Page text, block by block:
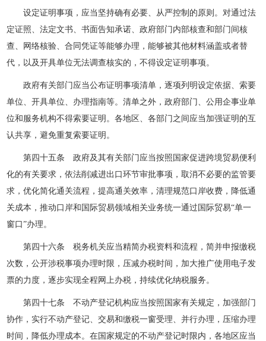
设定证明事项，应当坚持确有必要、从严控制的原则。对通过法
定证照、法定文书、书面告知承诺、政府部门内部核查和部门间核
查、网络核验、合同凭证等能够办理，能够被其他材料涵盖或者替
代，以及开具单位无法调查核实的，不得设定证明事项。
政府有关部门应当公布证明事项清单，逐项列明设定依据、索要
单位、开具单位、办理指南等。清单之外，政府部门、公用企事业单
位和服务机构不得索要证明。各地区、各部门之间应当加强证明的互
认共享，避免重复索要证明。
第四十五条 政府及其有关部门应当按照国家促进跨境贸易便利
化的有关要求，依法削减进出口环节审批事项，取消不必要的监管要
求，优化简化通关流程，提高通关效率，清理规范口岸收费，降低通
关成本，推动口岸和国际贸易领域相关业务统一通过国际贸易“单一
窗口”办理。
第四十六条 税务机关应当精简办税资料和流程，简并申报缴税
次数，公开涉税事项办理时限，压减办税时间，加大推广使用电子发
票的力度，逐步实现全程网上办税，持续优化纳税服务。
第四十七条 不动产登记机构应当按照国家有关规定，加强部门
协作，实行不动产登记、交易和缴税一窗受理、并行办理，压缩办理
时间，降低办理成本。在国家规定的不动产登记时限内，各地区应当